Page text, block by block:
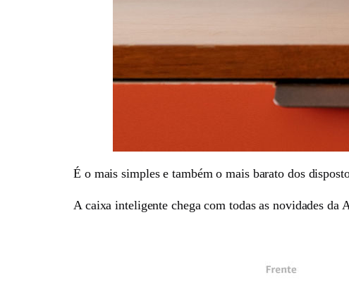
É o mais simples e também o mais barato dos
A caixa inteligente chega com todas as novidades